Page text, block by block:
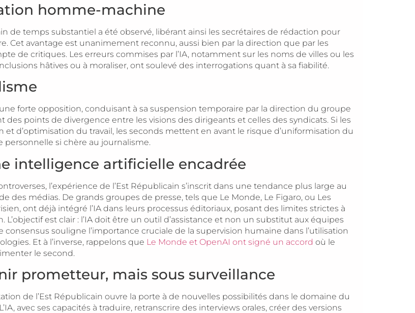
homme-machine
de temps substantiel a été observé, libérant ainsi les secrétaires de rédaction pour
Cet avantage est unanimement reconnu, aussi bien par la direction que par les
de critiques. Les erreurs commises par l’IA, notamment sur les noms de villes ou les
hâtives ou à moraliser, ont soulevé des interrogations quant à sa fiabilité.
forte opposition, conduisant à sa suspension temporaire par la direction du groupe
des points de divergence entre les visions des dirigeants et celles des syndicats. Si les
d’optimisation du travail, les seconds mettent en avant le risque d’uniformisation du
si chère au journalisme.
intelligence artificielle encadrée
l’expérience de l’Est Républicain s’inscrit dans une tendance plus large au
des médias. De grands groupes de presse, tels que Le Monde, Le Figaro, ou Les
ont déjà intégré l’IA dans leurs processus éditoriaux, posant des limites strictes à
L’objectif est clair : l’IA doit être un outil d’assistance et non un substitut aux équipes
consensus souligne l’importance cruciale de la supervision humaine dans l’utilisation
Et à l’inverse, rappelons que Le Monde et OpenAI ont signé un accord où le
le second.
prometteur, mais sous surveillance
de l’Est Républicain ouvre la porte à de nouvelles possibilités dans le domaine du
avec ses capacités à traduire, retranscrire des interviews orales, créer des versions